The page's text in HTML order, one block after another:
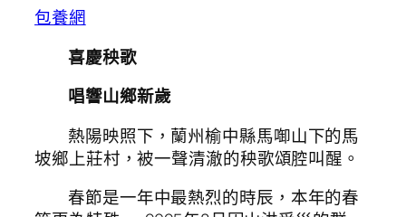
包養網
喜慶秧歌
唱響山鄉新歲
熱陽映照下，蘭州榆中縣馬啣山下的馬
坡鄉上莊村，被一聲清澈的秧歌頌腔叫醒。
春節是一年中最熱烈的時辰，本年的春